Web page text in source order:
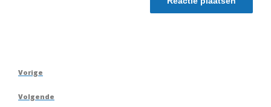
Berichtnavigatie
Vorig
Vorige
Volgend
Volgende